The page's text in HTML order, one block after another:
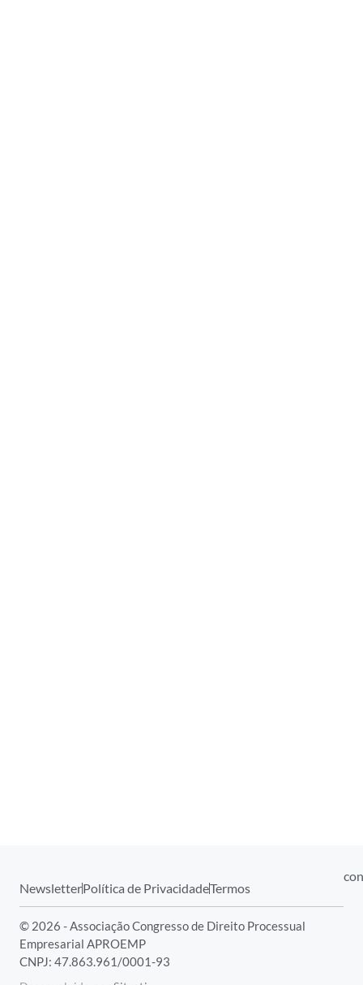
NewsletterPolítica de PrivacidadeTermos
© 2026 - Associação Congresso de Direito Processual
Empresarial APROEMP
CNPJ: 47.863.961/0001-93